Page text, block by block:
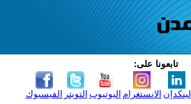
تابعونا على:
الفيسبوك التويتر اليوتيوب الانستغرام لينكدإن